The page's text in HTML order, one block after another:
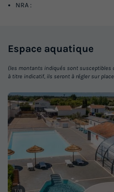
MOBILHOME 4
Annulation gratuite
Surface
29m²
Adultes
4
Terrasse semi-couverte
Accueil mobilité réduite
MOBILHOME 4 personnes -
réduite uniquement
NRA :
Espace aquatique
(les montants indiqués sont susceptibles
à titre indicatif, ils seront à régler sur